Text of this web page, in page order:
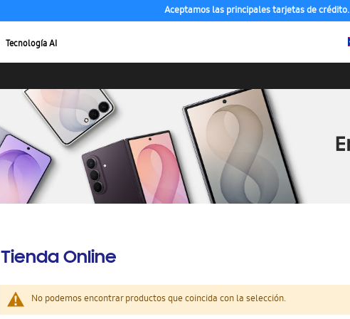
Aceptamos las principales tarjetas de crédito.
Tecnología AI
Tienda Online
No podemos encontrar productos que coincida con la selección.